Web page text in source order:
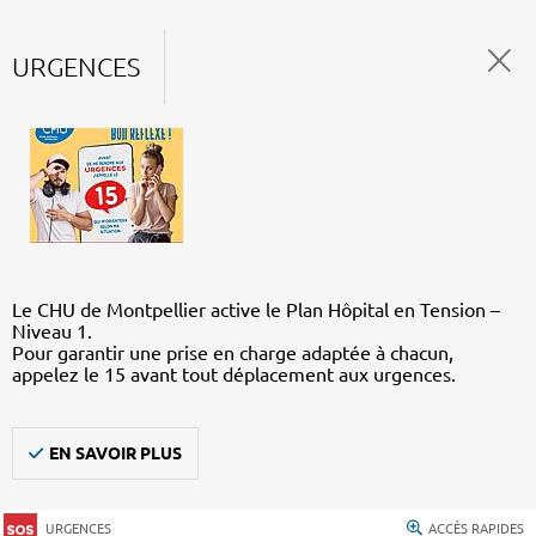
URGENCES
Le CHU de Montpellier active le Plan Hôpital en Tension –
Niveau 1.
Pour garantir une prise en charge adaptée à chacun,
appelez le 15 avant tout déplacement aux urgences.
EN SAVOIR PLUS
URGENCES ACCÈS RAPIDES